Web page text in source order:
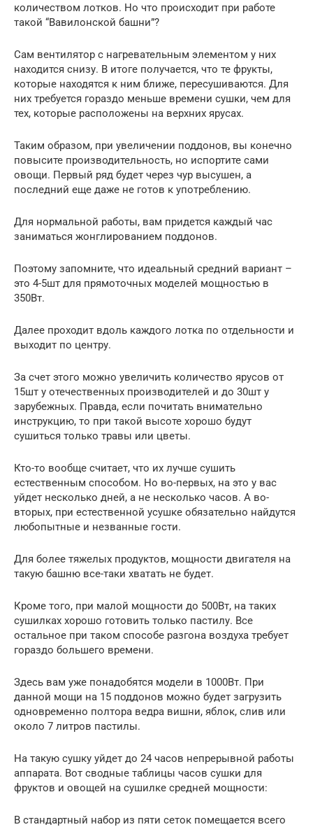
количеством лотков. Но что происходит при работе
такой “Вавилонской башни”?
Сам вентилятор с нагревательным элементом у них
находится снизу. В итоге получается, что те фрукты,
которые находятся к ним ближе, пересушиваются. Для
них требуется гораздо меньше времени сушки, чем для
тех, которые расположены на верхних ярусах.
Таким образом, при увеличении поддонов, вы конечно
повысите производительность, но испортите сами
овощи. Первый ряд будет через чур высушен, а
последний еще даже не готов к употреблению.
Для нормальной работы, вам придется каждый час
заниматься жонглированием поддонов.
Поэтому запомните, что идеальный средний вариант –
это 4-5шт для прямоточных моделей мощностью в
350Вт.
Далее проходит вдоль каждого лотка по отдельности и
выходит по центру.
За счет этого можно увеличить количество ярусов от
15шт у отечественных производителей и до 30шт у
зарубежных. Правда, если почитать внимательно
инструкцию, то при такой высоте хорошо будут
сушиться только травы или цветы.
Кто-то вообще считает, что их лучше сушить
естественным способом. Но во-первых, на это у вас
уйдет несколько дней, а не несколько часов. А во-
вторых, при естественной усушке обязательно найдутся
любопытные и незванные гости.
Для более тяжелых продуктов, мощности двигателя на
такую башню все-таки хватать не будет.
Кроме того, при малой мощности до 500Вт, на таких
сушилках хорошо готовить только пастилу. Все
остальное при таком способе разгона воздуха требует
гораздо большего времени.
Здесь вам уже понадобятся модели в 1000Вт. При
данной мощи на 15 поддонов можно будет загрузить
одновременно полтора ведра вишни, яблок, слив или
около 7 литров пастилы.
На такую сушку уйдет до 24 часов непрерывной работы
аппарата. Вот сводные таблицы часов сушки для
фруктов и овощей на сушилке средней мощности:
В стандартный набор из пяти сеток помещается всего